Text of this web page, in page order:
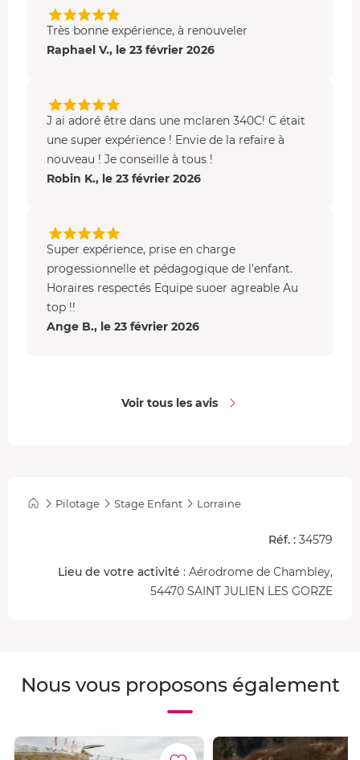
8 tours
: Accès au volant, à l'accélérateur et au frein.
12 tours: Accès au volant, à l'accélérateur, au frein
et passage des vitesses.
circuit école , niché au cœur du
apprentissage des
jeunes pilotes tracé sécuritaire
Très bonne expérience, à renouveler
Raphael V., le 23 février 2026
J ai adoré être dans une mclaren 340C! C était
une super expérience ! Envie de la refaire à
nouveau ! Je conseille à tous !
Robin K., le 23 février 2026
Super expérience, prise en charge
progessionnelle et pédagogique de l'enfant.
Horaires respectés Equipe suoer agreable Au
top !!
Ange B., le 23 février 2026
Voir tous les avis
Pilotage Stage Enfant Lorraine
Réf. : 34579
Lieu de votre activité : Aérodrome de Chambley,
54470 SAINT JULIEN LES GORZE
Nous vous proposons également